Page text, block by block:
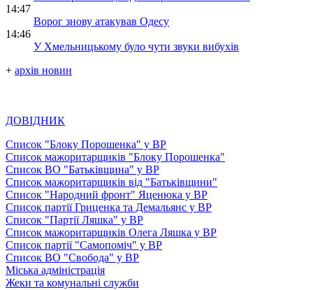
14:47
Ворог знову атакував Одесу
14:46
У Хмельницькому було чути звуки вибухів
+ архів новин
ДОВІДНИК
Список "Блоку Порошенка" у ВР
Список мажоритарщиків "Блоку Порошенка"
Список ВО "Батьківщина" у ВР
Список мажоритарщиків від "Батьківщини"
Список "Народний фронт" Яценюка у ВР
Список партії Гриценка та Демальянс у ВР
Список "Партії Ляшка" у ВР
Список мажоритарщиків Олега Ляшка у ВР
Список партії "Самопоміч" у ВР
Список ВО "Свобода" у ВР
Міська адміністрація
Жеки та комунальні служби